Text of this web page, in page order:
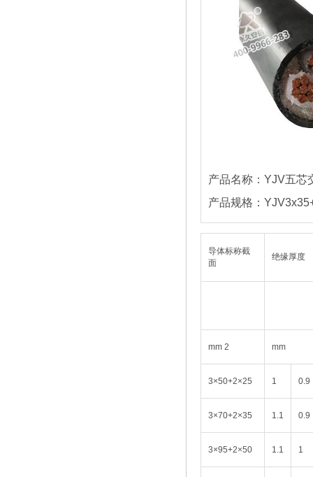
产品名称：YJV五芯
产品规格：
导体标称截
面
绝缘厚度
mm 2 mm
3×50+2×25 1 0.9
3×70+2×35 1.1 0.9
3×95+2×50 1.1 1